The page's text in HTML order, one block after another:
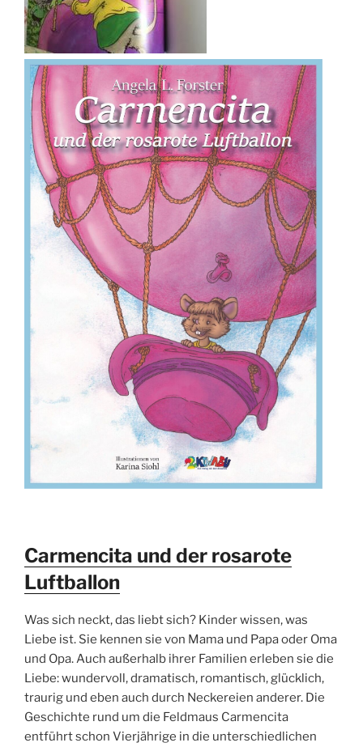
Carmencita und der rosarote
Luftballon
Was sich neckt, das liebt sich? Kinder wissen, was
Liebe ist. Sie kennen sie von Mama und Papa oder Oma
und Opa. Auch außerhalb ihrer Familien erleben sie die
Liebe: wundervoll, dramatisch, romantisch, glücklich,
traurig und eben auch durch Neckereien anderer. Die
Geschichte rund um die Feldmaus Carmencita
entführt schon Vierjährige in die unterschiedlichen